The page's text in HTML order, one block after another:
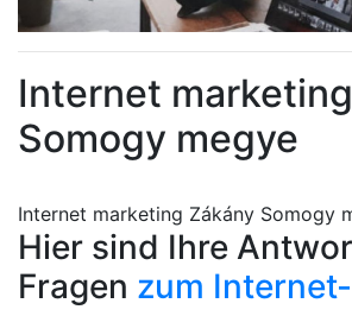
Internet
Somogy megye
Internet marketing Zákány Somogy
Hier sind Ihre
Fragen zum